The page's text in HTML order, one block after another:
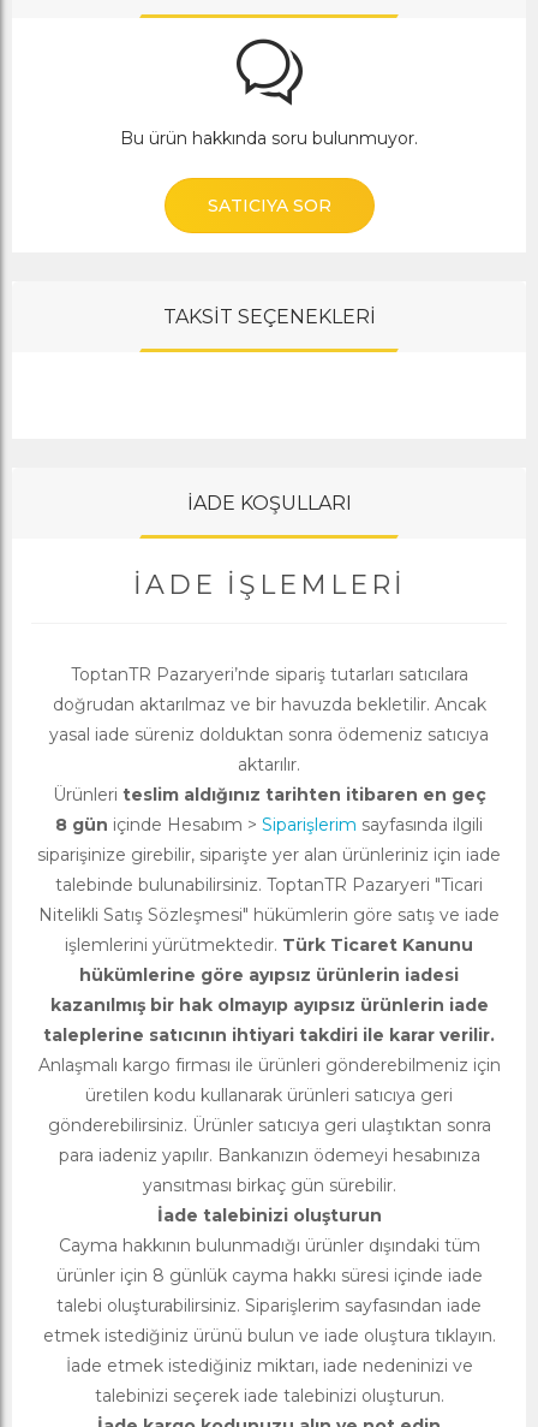
Bu ürün hakkında soru bulunmuyor.
SATICIYA SOR
TAKSİT SEÇENEKLERİ
İADE KOŞULLARI
İADE İŞLEMLERI
ToptanTR Pazaryeri’nde sipariş tutarları satıcılara
doğrudan aktarılmaz ve bir havuzda bekletilir. Ancak
yasal iade süreniz dolduktan sonra ödemeniz satıcıya
aktarılır.
Ürünleri teslim aldığınız tarihten itibaren en geç
8 gün içinde Hesabım > Siparişlerim sayfasında ilgili
siparişinize girebilir, siparişte yer alan ürünleriniz için iade
talebinde bulunabilirsiniz. ToptanTR Pazaryeri "Ticari
Nitelikli Satış Sözleşmesi" hükümlerin göre satış ve iade
işlemlerini yürütmektedir. Türk Ticaret Kanunu
hükümlerine göre ayıpsız ürünlerin iadesi
kazanılmış bir hak olmayıp ayıpsız ürünlerin iade
taleplerine satıcının ihtiyari takdiri ile karar verilir.
Anlaşmalı kargo firması ile ürünleri gönderebilmeniz için
üretilen kodu kullanarak ürünleri satıcıya geri
gönderebilirsiniz. Ürünler satıcıya geri ulaştıktan sonra
para iadeniz yapılır. Bankanızın ödemeyi hesabınıza
yansıtması birkaç gün sürebilir.
İade talebinizi oluşturun
Cayma hakkının bulunmadığı ürünler dışındaki tüm
ürünler için 8 günlük cayma hakkı süresi içinde iade
talebi oluşturabilirsiniz. Siparişlerim sayfasından iade
etmek istediğiniz ürünü bulun ve iade oluştura tıklayın.
İade etmek istediğiniz miktarı, iade nedeninizi ve
talebinizi seçerek iade talebinizi oluşturun.